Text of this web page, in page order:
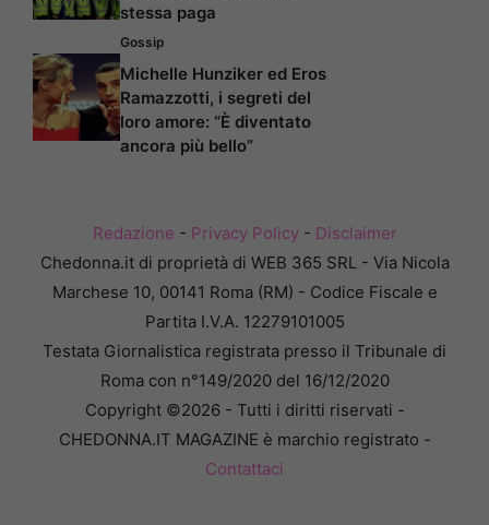
stessa paga
Gossip
Michelle Hunziker ed Eros
Ramazzotti, i segreti del
loro amore: “È diventato
ancora più bello”
Redazione - Privacy Policy- Disclaimer
Chedonna.it di proprietà di WEB 365 SRL - Via Nicola
Marchese 10, 00141 Roma (RM) - Codice Fiscale e
Partita I.V.A. 12279101005
Testata Giornalistica registrata presso il Tribunale di
Roma con n°149/2020 del 16/12/2020
Copyright ©2026 - Tutti i diritti riservati -
CHEDONNA.IT MAGAZINE è marchio registrato -
Contattaci